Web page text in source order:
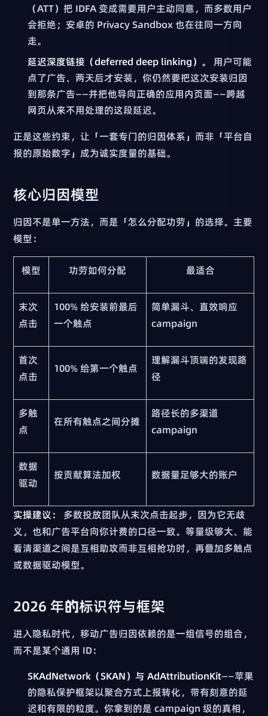
（ATT）把 IDFA 变成需要用户主动同意，而多数用户
会拒绝；安卓的 Privacy Sandbox 也在往同一方向
走。
延迟深度链接（deferred deep linking）。
用户可能
点了广告、两天后才安装，你仍然要把这次安装归因
到那条广告——并把他导向正确的应用内页面——跨越
网页从来不用处理的这段延迟。
正是这些约束，让「一套专门的归因体系」而非「平台自
报的原始数字」成为诚实度量的基础。
核心归因模型
归因不是单一方法，而是「怎么分配功劳」的选择。主要
模型：
模型 功劳如何分配 最适合
末次
点击
100% 给安装前最后
一个触点
简单漏斗、直效响应
campaign
首次
点击
100% 给第一个触点
理解漏斗顶端的发现路
径
多触
点
在所有触点之间分摊
路径长的多渠道
campaign
数据
驱动
按贡献算法加权 数据量足够大的账户
实操建议：
多数投放团队从末次点击起步，因为它无歧
义，也和广告平台向你计费的口径一致。等量级够大、能
看清渠道之间是互相助攻而非互相抢功时，再叠加多触点
或数据驱动模型。
2026 年的标识符与框架
进入隐私时代，移动广告归因依赖的是一组信号的组合，
而不是某个通用 ID：
SKAdNetwork（SKAN）与 AdAttributionKit——苹果
的隐私保护框架以聚合方式上报转化，带有刻意的延
迟和有限的粒度。你拿到的是 campaign 级的真相，